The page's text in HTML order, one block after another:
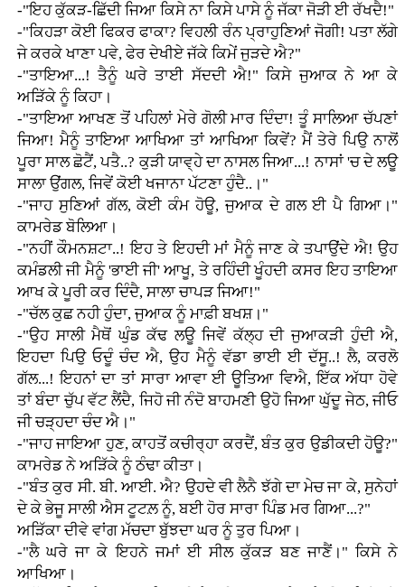
-"ਇਹ ਕੁੱਕੜ-ਛਿੱਦੀ ਜਿਆ ਕਿਸੇ ਨਾ ਕਿਸੇ ਪਾਸੇ ਨੂੰ ਜੱਕਾ ਜੋੜੀ ਈ ਰੱਖਦੈ!"
-"ਕਿਹੜਾ ਕੋਈ ਫਿਕਰ ਫਾਕਾ? ਵਿਹਲੀ ਰੰਨ ਪ੍ਰਾਹੁਣਿਆਂ ਜੋਗੀ! ਪਤਾ ਲੱਗੇ
ਜੇ ਕਰਕੇ ਖਾਣਾ ਪਵੇ, ਫੇਰ ਦੇਖੀਏ ਜੱਕੇ ਕਿਮੇਂ ਜੁੜਦੇ ਐ?"
-"ਤਾਇਆ...! ਤੈਨੂੰ ਘਰੇ ਤਾਈ ਸੱਦਦੀ ਐ!" ਕਿਸੇ ਜੁਆਕ ਨੇ ਆ ਕੇ
ਅੜਿੱਕੇ ਨੂੰ ਕਿਹਾ।
-"ਤਾਇਆ ਆਖਣ ਤੋਂ ਪਹਿਲਾਂ ਮੇਰੇ ਗੋਲੀ ਮਾਰ ਦਿੰਦਾ! ਤੂੰ ਸਾਲਿਆ ਚੱਪਣਾਂ
ਜਿਆ! ਮੈਨੂੰ ਤਾਇਆ ਆਖਿਆ ਤਾਂ ਆਖਿਆ ਕਿਵੇਂ? ਮੈਂ ਤੇਰੇ ਪਿਉ ਨਾਲੋਂ
ਪੂਰਾ ਸਾਲ ਛੋਟੈਂ, ਪਤੈ..? ਕੁੜੀ ਯਾਵ੍ਹੇ ਦਾ ਨਾਸਲ ਜਿਆ...! ਨਾਸਾਂ 'ਚ ਦੇ ਲਊ
ਸਾਲਾ ਉਂਗਲ, ਜਿਵੇਂ ਕੋਈ ਖਜਾਨਾ ਪੱਟਣਾ ਹੁੰਦੈ..।"
-"ਜਾਹ ਸੁਣਿਆਂ ਗੱਲ, ਕੋਈ ਕੰਮ ਹੋਊ, ਜੁਆਕ ਦੇ ਗਲ ਈ ਪੈ ਗਿਆ।"
ਕਾਮਰੇਡ ਬੋਲਿਆ।
-"ਨਹੀਂ ਕੌਮਨਸ਼ਟਾ..! ਇਹ ਤੇ ਇਹਦੀ ਮਾਂ ਮੈਨੂੰ ਜਾਣ ਕੇ ਤਪਾਉਂਦੇ ਐ! ਉਹ
ਕਮੰਡਲੀ ਜੀ ਮੈਨੂੰ 'ਭਾਈ ਜੀ' ਆਖੂ, ਤੇ ਰਹਿੰਦੀ ਖੂੰਹਦੀ ਕਸਰ ਇਹ ਤਾਇਆ
ਆਖ ਕੇ ਪੂਰੀ ਕਰ ਦਿੰਦੈ, ਸਾਲਾ ਚਾਪੜ ਜਿਆ!"
-"ਚੱਲ ਕੁਛ ਨਹੀ ਹੁੰਦਾ, ਜੁਆਕ ਨੂੰ ਮਾਫ਼ੀ ਬਖਸ਼।"
-"ਉਹ ਸਾਲੀ ਮੈਥੋਂ ਘੁੰਡ ਕੱਢ ਲਊ ਜਿਵੇਂ ਕੱਲ੍ਹ ਦੀ ਜੁਆਕੜੀ ਹੁੰਦੀ ਐ,
ਇਹਦਾ ਪਿਉ ਓਦੂੰ ਚੰਦ ਐ, ਉਹ ਮੈਨੂੰ ਵੱਡਾ ਭਾਈ ਈ ਦੱਸੂ..! ਲੈ, ਕਰਲੋ
ਗੱਲ...! ਇਹਨਾਂ ਦਾ ਤਾਂ ਸਾਰਾ ਆਵਾ ਈ ਊਤਿਆ ਵਿਐ, ਇੱਕ ਅੱਧਾ ਹੋਵੇ
ਤਾਂ ਬੰਦਾ ਚੁੱਪ ਵੱਟ ਲੈਂਦੈ, ਜਿਹੋ ਜੀ ਨੰਦੋ ਬਾਹਮਣੀ ਉਹੋ ਜਿਆ ਘੁੱਦੂ ਜੇਠ, ਜੀਓ
ਜੀ ਚੜ੍ਹਦਾ ਚੰਦ ਐ।"
-"ਜਾਹ ਜਾਇਆ ਹੁਣ, ਕਾਹਤੋਂ ਕਚੀਰ੍ਹਾ ਕਰਦੈਂ, ਬੰਤ ਕੁਰ ਉਡੀਕਦੀ ਹੋਊ?"
ਕਾਮਰੇਡ ਨੇ ਅੜਿੱਕੇ ਨੂੰ ਠੰਢਾ ਕੀਤਾ।
-"ਬੰਤ ਕੁਰ ਸੀ. ਬੀ. ਆਈ. ਐ? ਉਹਦੇ ਵੀ ਲੈਨੈ ਝੱਗੇ ਦਾ ਮੇਚ ਜਾ ਕੇ, ਸੁਨੇਹਾਂ
ਦੇ ਕੇ ਭੇਜੂ ਸਾਲੀ ਐਸ ਟੂਟਲ਼ ਨੂੰ, ਬਈ ਹੋਰ ਸਾਰਾ ਪਿੰਡ ਮਰ ਗਿਆ...?"
ਅੜਿੱਕਾ ਦੀਵੇ ਵਾਂਗ ਮੱਚਦਾ ਬੁੱਝਦਾ ਘਰ ਨੂੰ ਤੁਰ ਪਿਆ।
-"ਲੈ ਘਰੇ ਜਾ ਕੇ ਇਹਨੇ ਜਮਾਂ ਈ ਸੀਲ ਕੁੱਕੜ ਬਣ ਜਾਣੈਂ।" ਕਿਸੇ ਨੇ
ਆਖਿਆ।